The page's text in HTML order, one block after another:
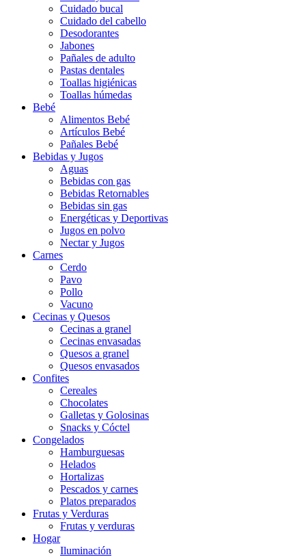
Cuidado bucal
Cuidado del cabello
Desodorantes
Jabones
Pañales de adulto
Pastas dentales
Toallas higiénicas
Toallas húmedas
Bebé
Alimentos Bebé
Artículos Bebé
Pañales Bebé
Bebidas y Jugos
Aguas
Bebidas con gas
Bebidas Retornables
Bebidas sin gas
Energéticas y Deportivas
Jugos en polvo
Nectar y Jugos
Carnes
Cerdo
Pavo
Pollo
Vacuno
Cecinas y Quesos
Cecinas a granel
Cecinas envasadas
Quesos a granel
Quesos envasados
Confites
Cereales
Chocolates
Galletas y Golosinas
Snacks y Cóctel
Congelados
Hamburguesas
Helados
Hortalizas
Pescados y carnes
Platos preparados
Frutas y Verduras
Frutas y verduras
Hogar
Iluminación